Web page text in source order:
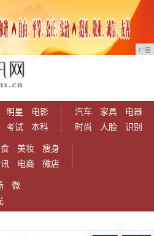
广告
明星
电影
考试 本科
汽车 家具
电器
时尚
人脸 识别
美妆
瘦身
电商 微店
微